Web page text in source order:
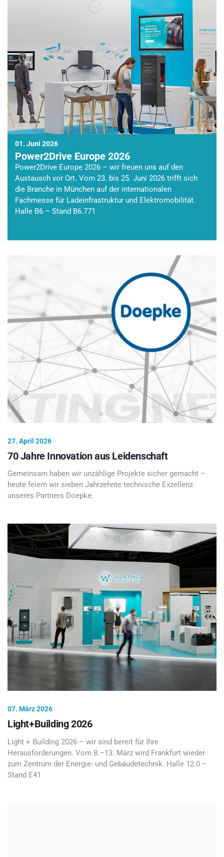
01. Juni 2026
Power2Drive Europe 2026
Power2Drive Europe 2026 – wir freuen uns auf den
Austausch vor Ort. Vom 23. bis 25. Juni 2026 trifft sich
die Branche in München auf der internationalen
Fachmesse für Ladeinfrastruktur und Elektromobilität.
Halle B6 – Stand B6.771
27. April 2026
70 Jahre Innovation aus Leidenschaft
Gemeinsam haben wir unzählige Projekte sicher gemacht –
heute feiern wir sieben Jahrzehnte technische Exzellenz
unseres Partners Doepke.
07. März 2026
Light+Building 2026
Light + Building 2026 – wir sind bereit für Ihre
Herausforderungen. Vom 8.–13. März wird Frankfurt wieder
zum Zentrum der Energie- und Gebäudetechnik. Halle 12.0 –
Stand E41